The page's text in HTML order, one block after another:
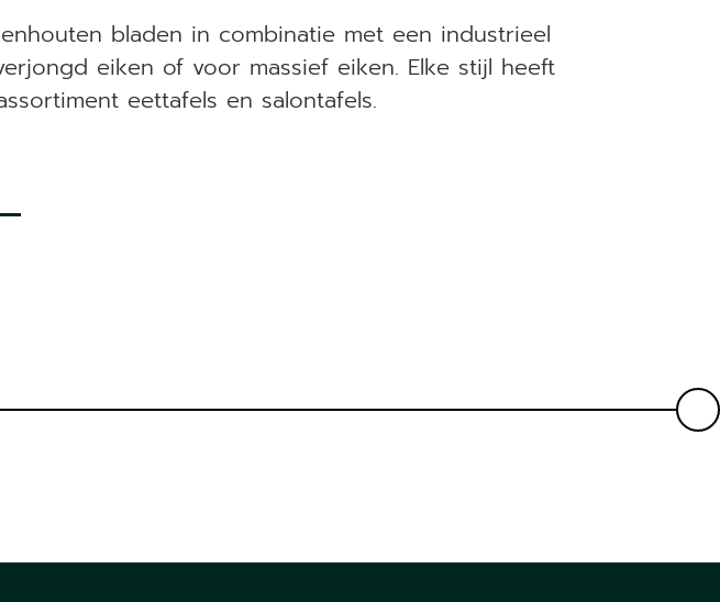
bladen in combinatie met een industrieel
eiken of voor massief eiken. Elke stijl heeft
eettafels en salontafels.